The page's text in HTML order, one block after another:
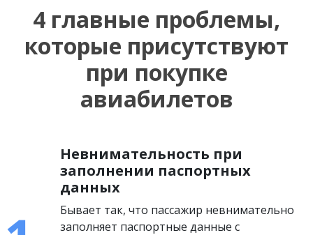
4 главные проблемы,
которые присутствуют
при покупке
авиабилетов
Невнимательность при
заполнении паспортных
данных
Бывает так, что пассажир невнимательно
заполняет паспортные данные с